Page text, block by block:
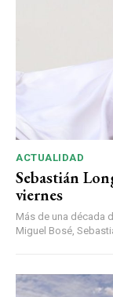
ACTUALIDAD
Sebastián
viernes
Más de una década
Miguel Bosé,